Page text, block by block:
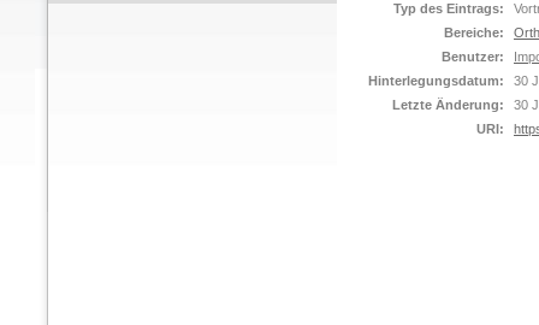
Typ des Eintrags:
Bereiche:
Benutzer:
Hinterlegungsdatum:
30
Letzte Änderung:
30
URI: